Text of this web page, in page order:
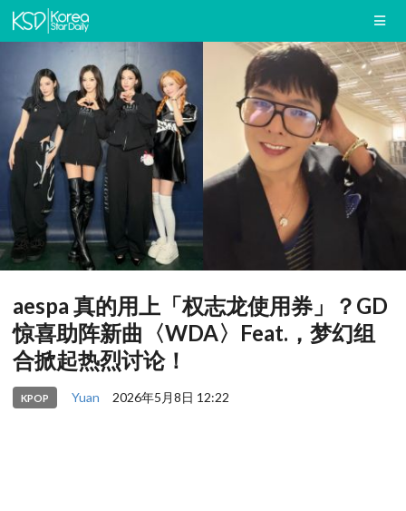
aespa 真的用上「权志龙使用券」？GD
惊喜助阵新曲〈WDA〉Feat.，梦幻组
合掀起热烈讨论！
KPOP Yuan 2026年5月8日 12:22